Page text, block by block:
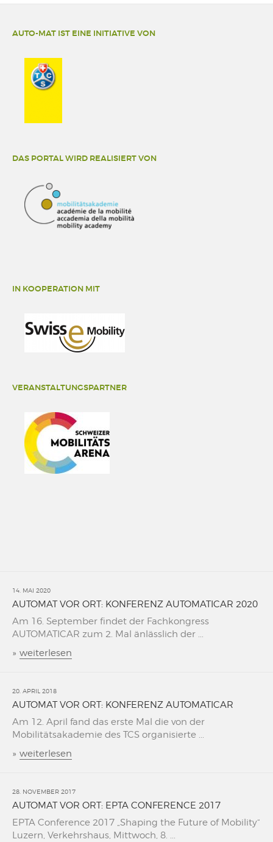
AUTO-MAT IST EINE INITIATIVE VON
DAS PORTAL WIRD REALISIERT VON
IN KOOPERATION MIT
VERANSTALTUNGSPARTNER
14. MAI 2020
AUTOMAT VOR ORT: KONFERENZ AUTOMATICAR 2020
Am 16. September findet der Fachkongress
AUTOMATICAR zum 2. Mal änlässlich der ...
» weiterlesen
20. APRIL 2018
AUTOMAT VOR ORT: KONFERENZ AUTOMATICAR
Am 12. April fand das erste Mal die von der
Mobilitätsakademie des TCS organisierte ...
» weiterlesen
28. NOVEMBER 2017
AUTOMAT VOR ORT: EPTA CONFERENCE 2017
EPTA Conference 2017 „Shaping the Future of Mobility“
Luzern, Verkehrshaus, Mittwoch, 8. ...